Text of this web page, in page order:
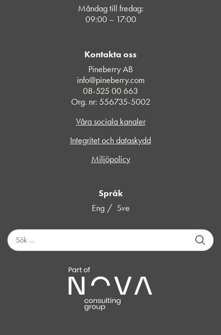
Måndag till fredag:
09:00 – 17:00
Kontakta oss
Pineberry AB
info@pineberry.com
08-525 00 663
Org. nr: 556735-5002
Våra sociala kanaler
Integritet och dataskydd
Miljöpolicy
Språk
Eng
Sve
S
ö
k